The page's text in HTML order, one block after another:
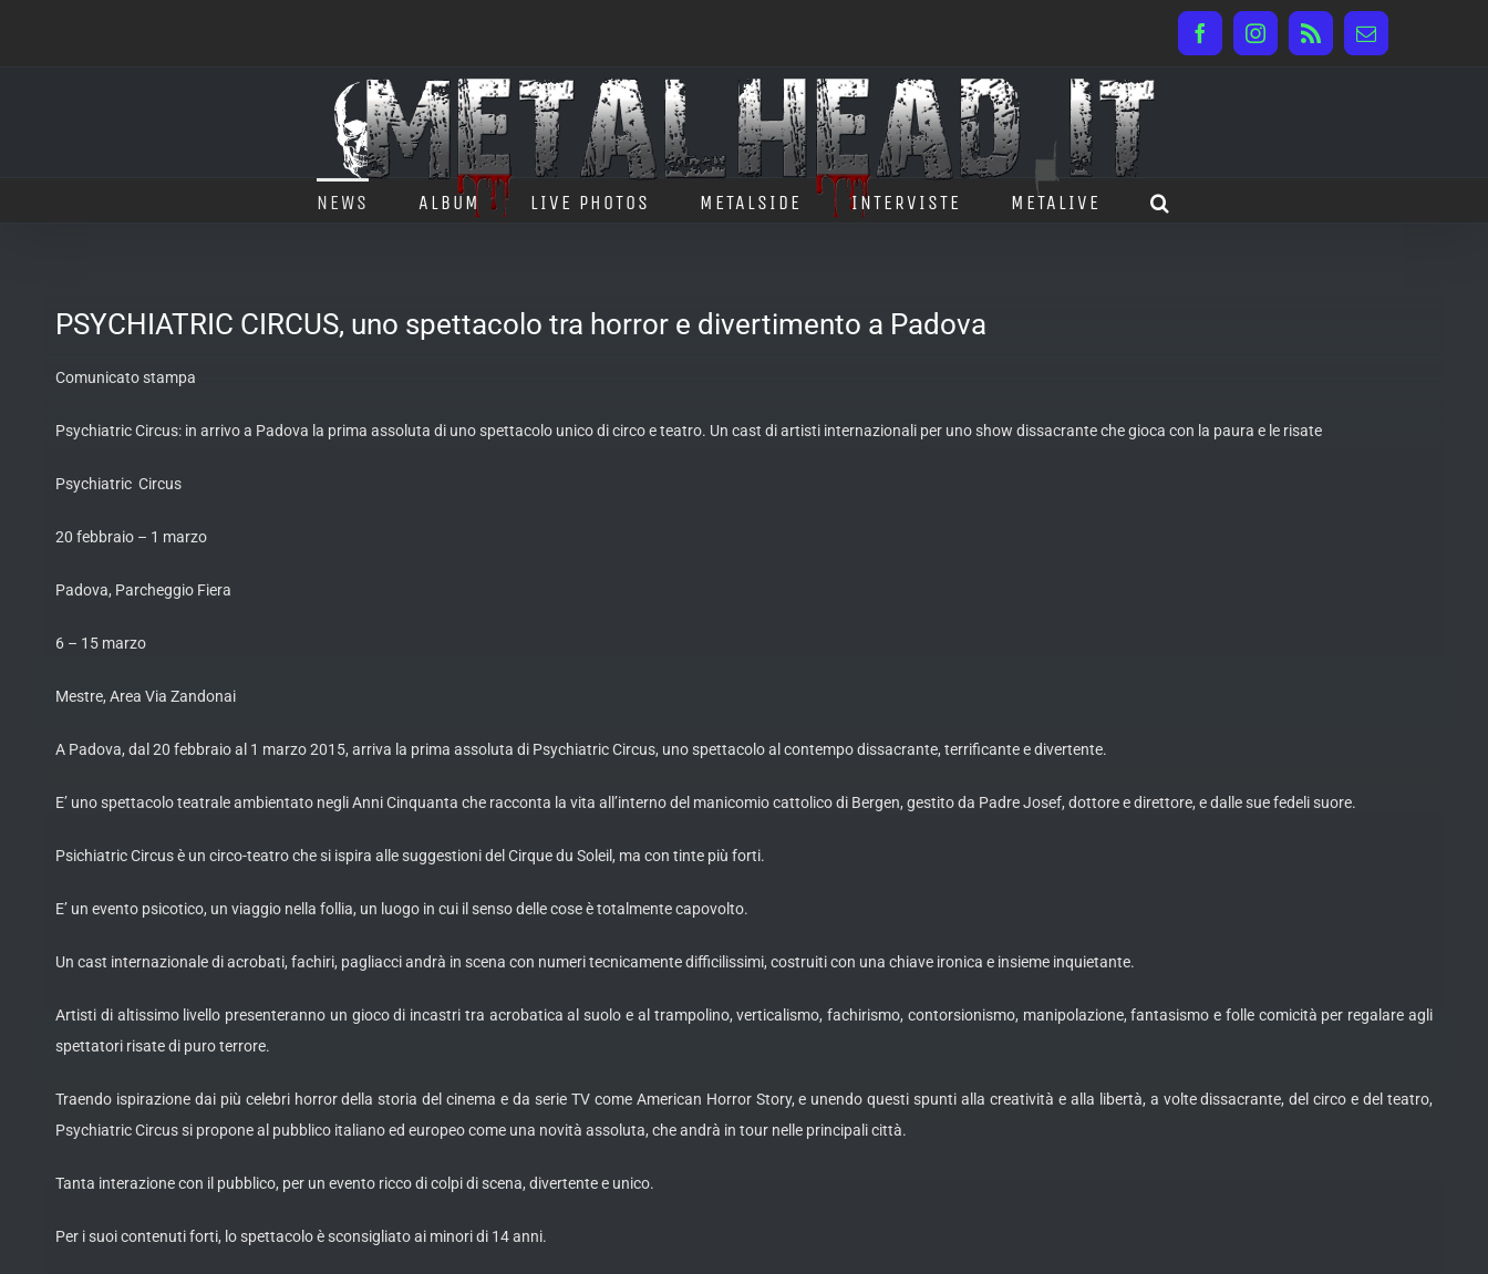
FacebookInstagram
Rss Email
NEWS ALBUM LIVE PHOTOS METALSIDE INTERVISTE METALIVE
PSYCHIATRIC CIRCUS, uno spettacolo tra horror e divertimento a Padova
Comunicato stampa
Psychiatric Circus: in arrivo a Padova la prima assoluta di uno spettacolo unico di circo e teatro. Un cast di artisti internazionali per uno show dissacrante che gioca con la paura e le risate
Psychiatric Circus
20 febbraio – 1 marzo
Padova, Parcheggio Fiera
6 – 15 marzo
Mestre, Area Via Zandonai
A Padova, dal 20 febbraio al 1 marzo 2015, arriva la prima assoluta di Psychiatric Circus, uno spettacolo al contempo dissacrante, terrificante e divertente.
E’ uno spettacolo teatrale ambientato negli Anni Cinquanta che racconta la vita all’interno del manicomio cattolico di Bergen, gestito da Padre Josef, dottore e direttore, e dalle sue fedeli suore.
Psichiatric Circus è un circo-teatro che si ispira alle suggestioni del Cirque du Soleil, ma con tinte più forti.
E’ un evento psicotico, un viaggio nella follia, un luogo in cui il senso delle cose è totalmente capovolto.
Un cast internazionale di acrobati, fachiri, pagliacci andrà in scena con numeri tecnicamente difficilissimi, costruiti con una chiave ironica e insieme inquietante.
Artisti di altissimo livello presenteranno un gioco di incastri tra acrobatica al suolo e al trampolino, verticalismo, fachirismo, contorsionismo, manipolazione, fantasismo e folle comicità per regalare agli
spettatori risate di puro terrore.
Traendo ispirazione dai più celebri horror della storia del cinema e da serie TV come American Horror Story, e unendo questi spunti alla creatività e alla libertà, a volte dissacrante, del circo e del teatro,
Psychiatric Circus si propone al pubblico italiano ed europeo come una novità assoluta, che andrà in tour nelle principali città.
Tanta interazione con il pubblico, per un evento ricco di colpi di scena, divertente e unico.
Per i suoi contenuti forti, lo spettacolo è sconsigliato ai minori di 14 anni.